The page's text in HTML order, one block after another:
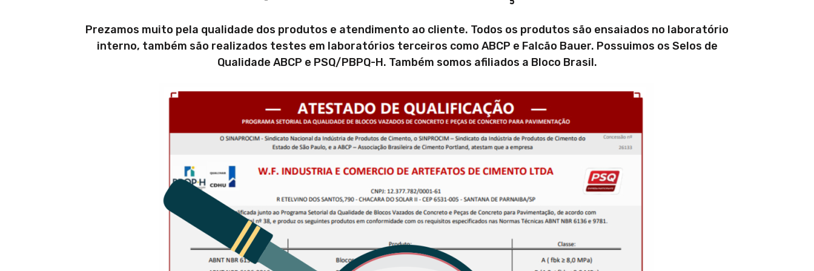
Prezamos muito pela qualidade dos produtos e atendimento ao cliente. Todos os produtos são ensaiados no laboratório
interno, também são realizados testes em laboratórios terceiros como ABCP e Falcão Bauer. Possuimos os Selos de
Qualidade ABCP e PSQ/PBPQ-H. Também somos afiliados a Bloco Brasil.